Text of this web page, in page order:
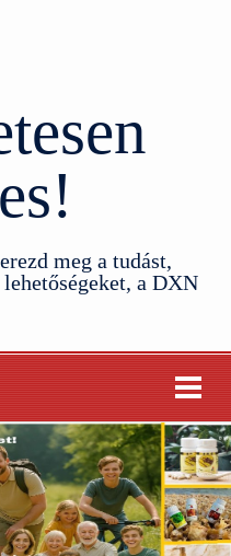
meg a tudást,
a DXN